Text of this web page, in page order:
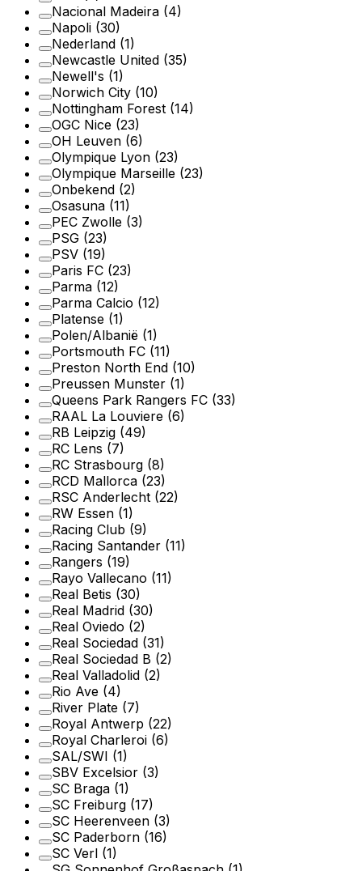
Nacional Madeira (4)
Napoli (30)
Nederland (1)
Newcastle United (35)
Newell's (1)
Norwich City (10)
Nottingham Forest (14)
OGC Nice (23)
OH Leuven (6)
Olympique Lyon (23)
Olympique Marseille (23)
Onbekend (2)
Osasuna (11)
PEC Zwolle (3)
PSG (23)
PSV (19)
Paris FC (23)
Parma (12)
Parma Calcio (12)
Platense (1)
Polen/Albanië (1)
Portsmouth FC (11)
Preston North End (10)
Preussen Munster (1)
Queens Park Rangers FC (33)
RAAL La Louviere (6)
RB Leipzig (49)
RC Lens (7)
RC Strasbourg (8)
RCD Mallorca (23)
RSC Anderlecht (22)
RW Essen (1)
Racing Club (9)
Racing Santander (11)
Rangers (19)
Rayo Vallecano (11)
Real Betis (30)
Real Madrid (30)
Real Oviedo (2)
Real Sociedad (31)
Real Sociedad B (2)
Real Valladolid (2)
Rio Ave (4)
River Plate (7)
Royal Antwerp (22)
Royal Charleroi (6)
SAL/SWI (1)
SBV Excelsior (3)
SC Braga (1)
SC Freiburg (17)
SC Heerenveen (3)
SC Paderborn (16)
SC Verl (1)